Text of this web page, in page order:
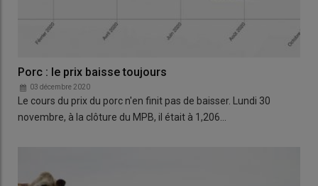
Porc : le prix baisse toujours
03 décembre 2020
Le cours du prix du porc n'en finit pas de baisser. Lundi 30
novembre, à la clôture du MPB, il était à 1,206…